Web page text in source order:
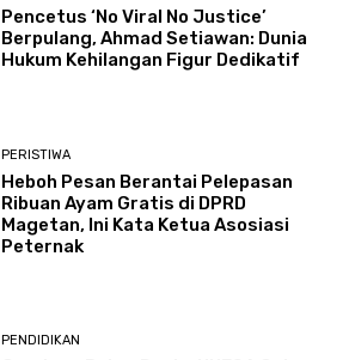
Pencetus ‘No Viral No Justice’
Berpulang, Ahmad Setiawan: Dunia
Hukum Kehilangan Figur Dedikatif
PERISTIWA
Heboh Pesan Berantai Pelepasan
Ribuan Ayam Gratis di DPRD
Magetan, Ini Kata Ketua Asosiasi
Peternak
PENDIDIKAN